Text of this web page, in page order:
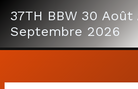
contenu
37TH BBW 30 Août
Septembre 2026